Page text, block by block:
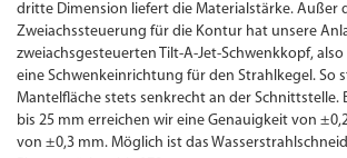
dritte Dimension liefert die Materialstärke. Außer
Zweiachssteuerung für die Kontur hat unsere
zweiachsgesteuerten Tilt-A-Jet-Schwenkkopf, also
eine Schwenkeinrichtung für den Strahlkegel. So
Mantelfläche stets senkrecht an der Schnittstelle.
bis 25 mm erreichen wir eine Genauigkeit von ±
von ±0,3 mm. Möglich ist das